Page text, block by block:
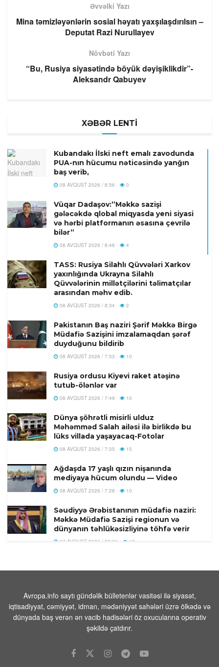
Əvvəlki Yazı
Mina təmizləyənlərin sosial həyatı yaxşılaşdırılsın –
Deputat Razi Nurullayev
Növbəti Yazı
“Bu, Rusiya siyasətində böyük dəyişiklikdir”-
Aleksandr Qabuyev
XƏBƏR LENTİ
Kubandakı İlski neft emalı zavodunda
PUA-nın hücumu nəticəsində yanğın
baş verib,
08 AVQUST 2026 / 8:56 0
Vüqar Dadaşov:”Məkkə sazişi
gələcəkdə qlobal miqyasda yeni siyasi
və hərbi platformanın əsasına çevrilə
bilər”
08 AVQUST 2026 / 8:48 4
TASS: Rusiya Silahlı Qüvvələri Xarkov
yaxınlığında Ukrayna Silahlı
Qüvvələrinin millətçilərini təlimatçılar
arasından məhv edib.
08 AVQUST 2026 / 8:34 2
Pakistanın Baş naziri Şərif Məkkə Birgə
Müdafiə Sazişini imzalamaqdan şərəf
duyduğunu bildirib
08 AVQUST 2026 / 7:53 10
Rusiya ordusu Kiyevi raket atəşinə
tutub-ölənlər var
08 AVQUST 2026 / 7:49 10
Dünya şöhrətli misirli ulduz
Məhəmməd Salah ailəsi ilə birlikdə bu
lüks villada yaşayacaq-Fotolar
08 AVQUST 2026 / 7:35 15
Ağdaşda 17 yaşlı qızın nişanında
mediyaya hücum olundu — Video
08 AVQUST 2026 / 7:28 10
Səudiyyə Ərəbistanının müdafiə naziri:
Məkkə Müdafiə Sazişi regionun və
dünyanın təhlükəsizliyinə töhfə verir
07 AVQUST 2026 / 23:00 12
Azərbaycan əlaqələrində və Cənubi
07 AVQUST 2026 / 21:34
Yaltada Ukrayna Silahlı Qüvvələrinə
məxsus pilotsuz kater sahilə çıxıb
Avropa.info saytı gündəlik bülletenlər vasitəsi ilə siyasət,
iqtisadiyyat, cəmiyyət, idman, mədəniyyət sahələri üzrə ölkədə və
dünyada baş verən ən vacib hadisələri öz oxucularına operativ
şəkildə çatdırır.